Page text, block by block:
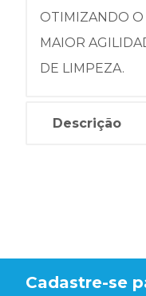
OTIMIZANDO
MAIOR
DE LIMPEZA.
Descrição
Cadastre-se